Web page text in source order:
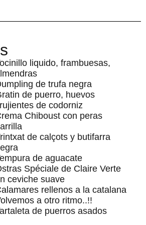
liquido, frambuesas,
de trufa negra
de puerro, huevos
de codorniz
Chiboust con peras
de calçots y butifarra
de aguacate
Spéciale de Claire Verte
ceviche suave
rellenos a la catalana
a otro ritmo..!!
de puerros asados